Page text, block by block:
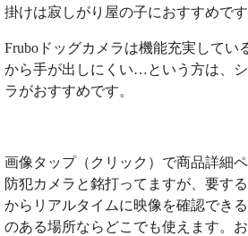
掛けは寂しがり屋の子におすすめです
Fruboドッグカメラは機能充実してい
から手が出しにくい…という方は、
ラがおすすめです。
画像タップ（クリック）で商品詳細ペ
防犯カメラと銘打ってますが、要す
からリアルタイムに映像を確認でき
のある場所ならどこでも使えます。